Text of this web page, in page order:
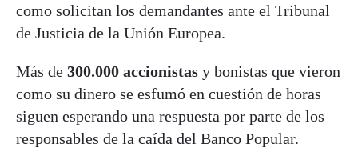
como solicitan los demandantes ante el Tribunal
de Justicia de la Unión Europea.
Más de 300.000 accionistas y bonistas que vieron
como su dinero se esfumó en cuestión de horas
siguen esperando una respuesta por parte de los
responsables de la caída del Banco Popular.